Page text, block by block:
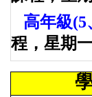
高年級(5
程，星期